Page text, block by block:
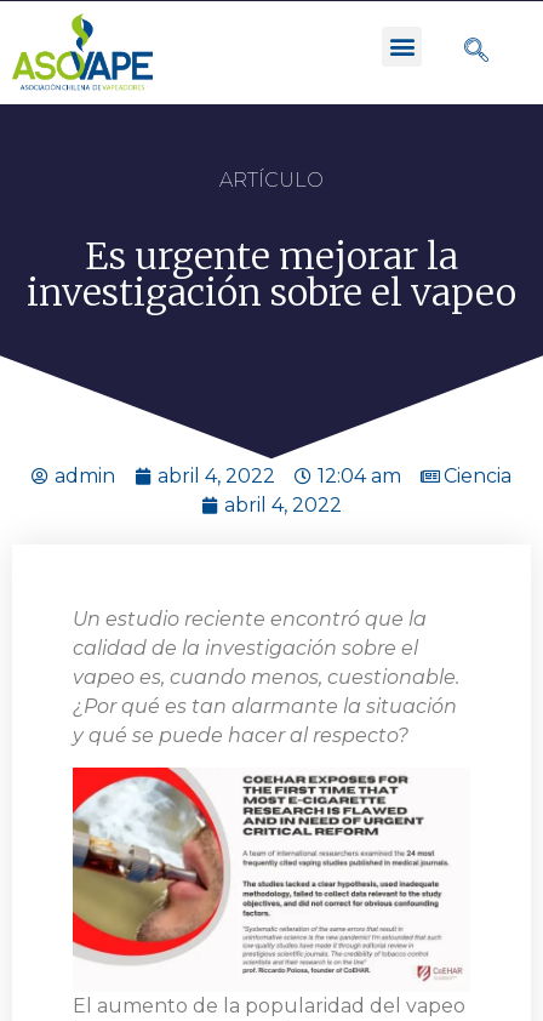
ARTÍCULO
Es urgente mejorar la
investigación sobre el vapeo
admin abril 4, 2022 12:04 am
Ciencia
abril 4, 2022
Un estudio reciente encontró que la
calidad de la investigación sobre el
vapeo es, cuando menos, cuestionable.
¿Por qué es tan alarmante la situación
y qué se puede hacer al respecto?
El aumento de la popularidad del vapeo